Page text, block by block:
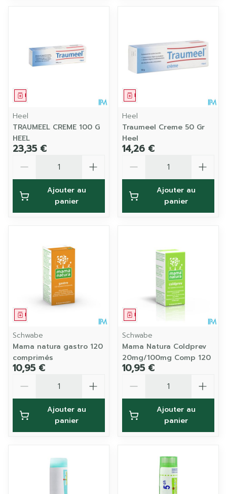
Médicament
Heel
TRAUMEEL CREME 100 G
HEEL
23,35 €
Ajouter au
panier
Médicament
Heel
Traumeel Creme 50 Gr
Heel
14,26 €
Ajouter au
panier
Médicament
Schwabe
Mama natura gastro 120
comprimés
10,95 €
Ajouter au
panier
Médicament
Schwabe
Mama Natura Coldprev
20mg/100mg Comp 120
10,95 €
Ajouter au
panier